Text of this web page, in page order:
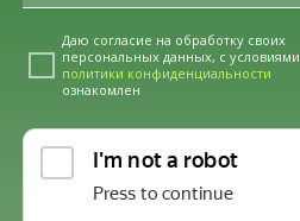
Даю согласие на обработку своих
персональных данных, с условиями
политики конфиденциальности
ознакомлен